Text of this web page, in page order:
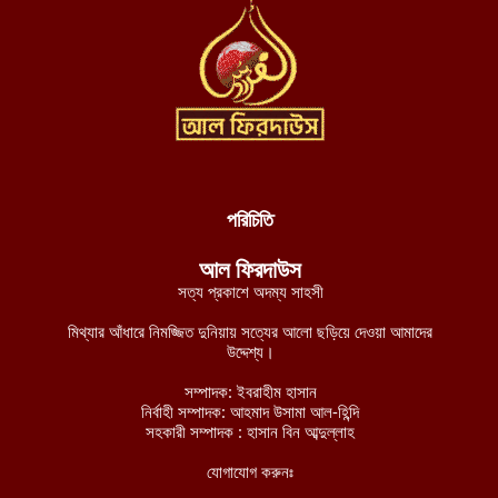
দক্ষিণ লেবাননে আইইডি বিস্ফোরণে দুই দখলদার ইসরায়েলি সেনা নিহত,
ডান হাতে ভাত খেতে খেতে বাম হাতে নিচ্ছে ঘুষ! ঠাকুরগাঁও জেলা রেজিস্ট্রার
লালমনিরহাটে তিস্তা নদীর পানি বিপৎসীমার ওপরে, ভয়াবহ বন্যার শঙ্কা
আগস্ট ৫, ২০২৬
চীন-পাকিস্তানের নিরাপত্তা বিষয়ক ভিত্তিহীন অভিযোগ প্রত্যাখ্যান করেছে
ইমারাতে ইসলামিয়া
আশ-শাবাবের নিয়ন্ত্রণে কেন্দ্রীয় হিরান রাজ্যের ৩ শহর: নিহত মোগাদিশু
পরিচিতি
আল ফিরদাউস
সত্য প্রকাশে অদম্য সাহসী
মিথ্যার আঁধারে নিমজ্জিত দুনিয়ায় সত্যের আলো ছড়িয়ে দেওয়া আমাদের
উদ্দেশ্য।
সম্পাদক: ইবরাহীম হাসান
নির্বাহী সম্পাদক: আহমাদ উসামা আল-হিন্দি
সহকারী সম্পাদক : হাসান বিন আব্দুল্লাহ
যোগাযোগ করুনঃ